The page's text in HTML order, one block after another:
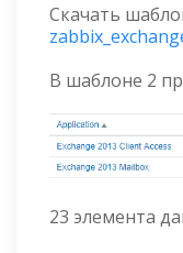
Скачать
В шаблоне 2
23 элемента